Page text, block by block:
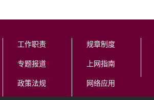
工作职责
专题报道
政策法规
规章制度
上网指南
网络应用